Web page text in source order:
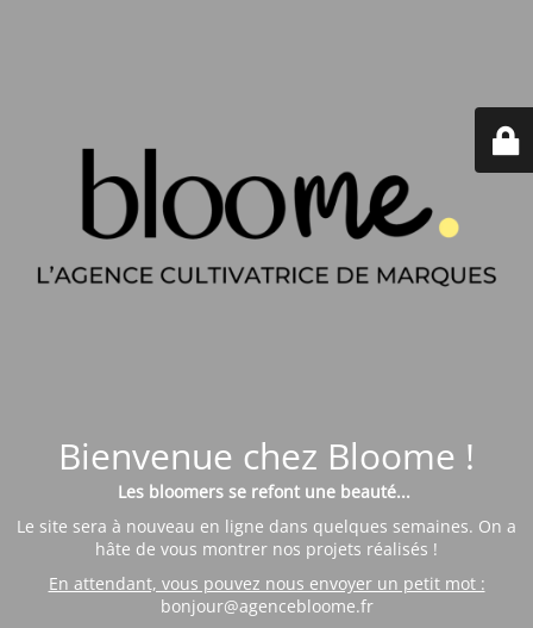
Bienvenue chez Bloome !
Les bloomers se refont une beauté...
Le site sera à nouveau en ligne dans quelques semaines. On a
hâte de vous montrer nos projets réalisés !
En attendant, vous pouvez nous envoyer un petit mot :
bonjour@agencebloome.fr